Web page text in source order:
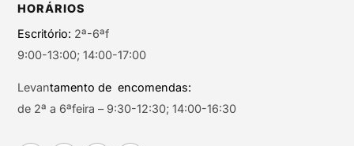
HORÁRIOS
Escritório: 2ª-6ªf
9:00-13:00; 14:00-17:00
Levantamento de encomendas:
de 2ª a 6ªfeira – 9:30-12:30; 14:00-16:30